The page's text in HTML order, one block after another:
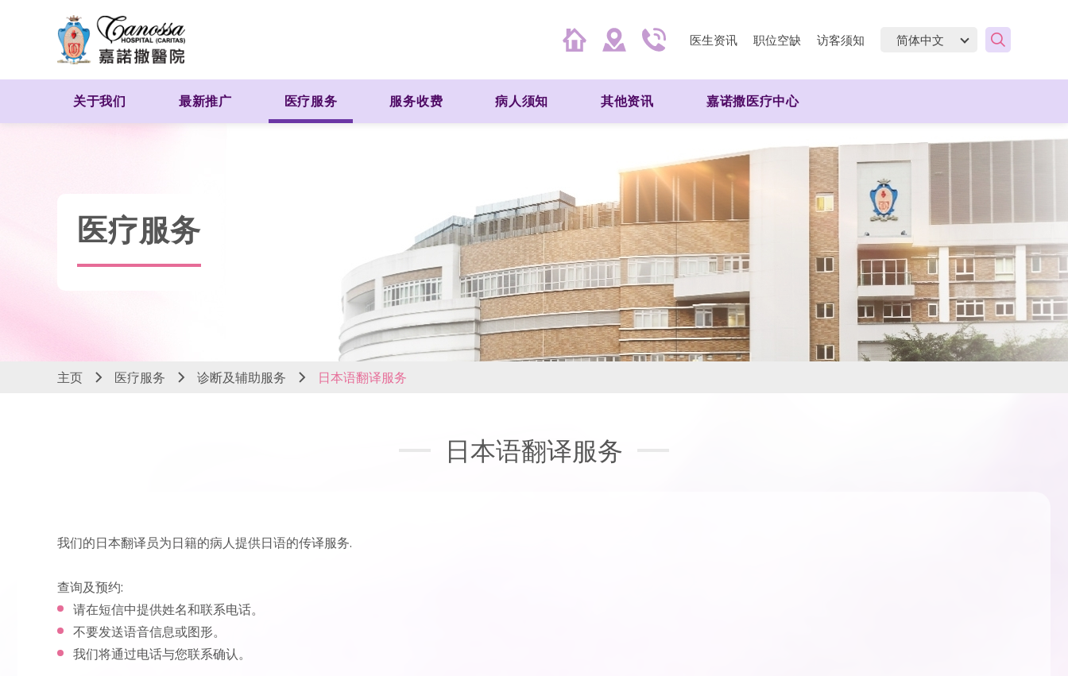
医生资讯 职位空缺 访客须知
关于我们 最新推广 医疗服务 服务收费 病人须知 其他资讯 嘉诺撒医疗中心
医疗服务
主页 医疗服务 诊断及辅助服务 日本语翻译服务
日本语翻译服务
我们的日本翻译员为日籍的病人提供日语的传译服务.
查询及预约:
请在短信中提供姓名和联系电话。
不要发送语音信息或图形。
我们将通过电话与您联系确认。